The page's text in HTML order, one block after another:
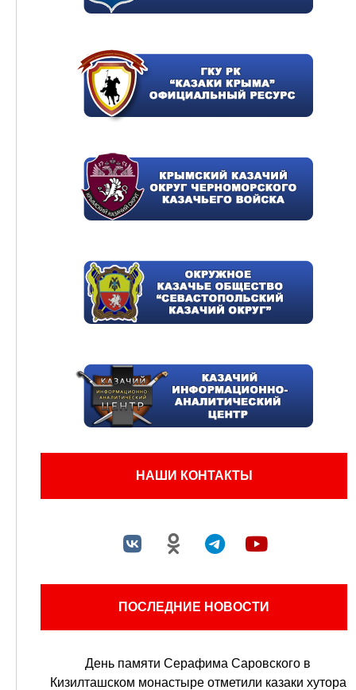
НАШИ КОНТАКТЫ
ПОСЛЕДНИЕ НОВОСТИ
День памяти Серафима Саровского в
Кизилташском монастыре отметили казаки хутора